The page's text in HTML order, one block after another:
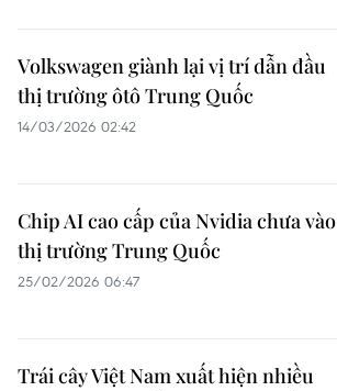
Volkswagen giành lại vị trí dẫn đầu
thị trường ôtô Trung Quốc
14/03/2026 02:42
Chip AI cao cấp của Nvidia chưa vào
thị trường Trung Quốc
25/02/2026 06:47
Trái cây Việt Nam xuất hiện nhiều